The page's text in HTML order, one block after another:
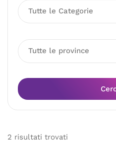
Tutte le Categorie
Tutte le province
2 risultati trovati